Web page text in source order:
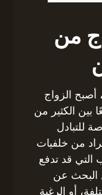
من
أصبح الزواج
بين الكثير من
للتبادل
من خلفيات
التي قد تدفع
البحث عن
أو الرغبة